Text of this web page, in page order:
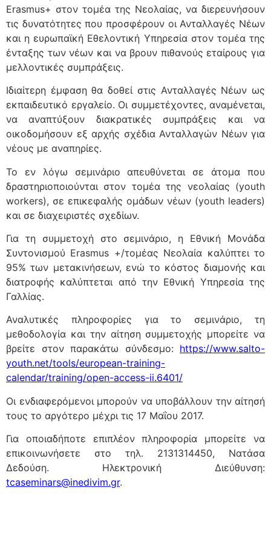
Erasmus+ στον τομέα της Νεολαίας, να διερευνήσουν
τις δυνατότητες που προσφέρουν οι Ανταλλαγές Νέων
και η ευρωπαϊκή Εθελοντική Υπηρεσία στον τομέα της
ένταξης των νέων και να βρουν πιθανούς εταίρους για
μελλοντικές συμπράξεις.
Ιδιαίτερη έμφαση θα δοθεί στις Ανταλλαγές Νέων ως
εκπαιδευτικό εργαλείο. Οι συμμετέχοντες, αναμένεται,
να αναπτύξουν διακρατικές συμπράξεις και να
οικοδομήσουν εξ αρχής σχέδια Ανταλλαγών Νέων για
νέους με αναπηρίες.
Το εν λόγω σεμινάριο απευθύνεται σε άτομα που
δραστηριοποιούνται στον τομέα της νεολαίας (youth
workers), σε επικεφαλής ομάδων νέων (youth leaders)
και σε διαχειριστές σχεδίων.
Για τη συμμετοχή στο σεμινάριο, η Εθνική Μονάδα
Συντονισμού Erasmus +/τομέας Νεολαία καλύπτει το
95% των μετακινήσεων, ενώ το κόστος διαμονής και
διατροφής καλύπτεται από την Εθνική Υπηρεσία της
Γαλλίας.
Αναλυτικές πληροφορίες για το σεμινάριο, τη
μεθοδολογία και την αίτηση συμμετοχής μπορείτε να
βρείτε στον παρακάτω σύνδεσμο: https://www.salto-
youth.net/tools/european-training-
calendar/training/open-access-ii.6401/
Οι ενδιαφερόμενοι μπορούν να υποβάλλουν την αίτησή
τους το αργότερο μέχρι τις 17 Μαΐου 2017.
Για οποιαδήποτε επιπλέον πληροφορία μπορείτε να
επικοινωνήσετε στο τηλ. 2131314450, Νατάσα
Δεδούση. Ηλεκτρονική Διεύθυνση:
tcaseminars@inedivim.gr.